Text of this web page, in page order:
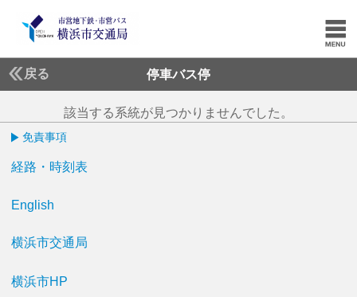
戻る 停車バス停
該当する系統が見つかりませんでした。
免責事項
経路・時刻表
English
横浜市交通局
横浜市HP